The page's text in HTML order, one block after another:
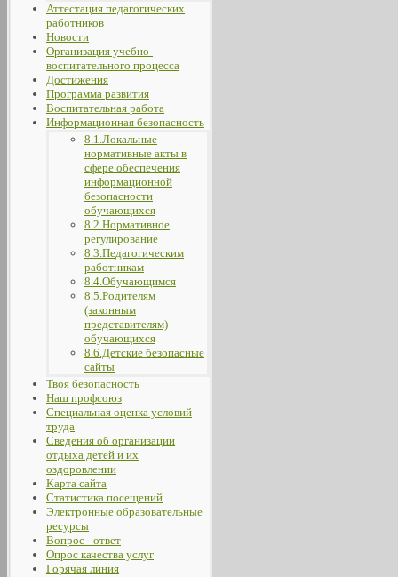
Аттестация педагогических
работников
Новости
Организация учебно-
воспитательного процесса
Достижения
Программа развития
Воспитательная работа
Информационная безопасность
8.1.Локальные
нормативные акты в
сфере обеспечения
информационной
безопасности
обучающихся
8.2.Нормативное
регулирование
8.3.Педагогическим
работникам
8.4.Обучающимся
8.5.Родителям
(законным
представителям)
обучающихся
8.6.Детские безопасные
сайты
Твоя безопасность
Наш профсоюз
Специальная оценка условий
труда
Сведения об организации
отдыха детей и их
оздоровлении
Карта сайта
Статистика посещений
Электронные образовательные
ресурсы
Вопрос - ответ
Опрос качества услуг
Горячая линия